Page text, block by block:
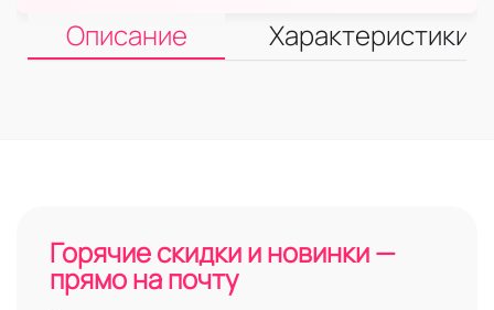
Описание Характеристики
Горячие скидки и новинки —
прямо на почту